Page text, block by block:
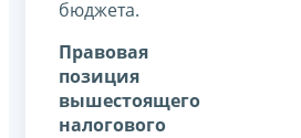
бюджета.
Правовая
позиция
вышестоящего
налогового